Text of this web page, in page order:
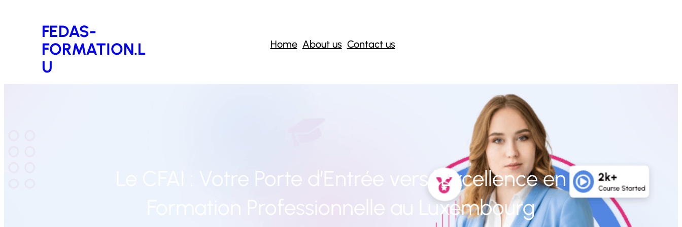
FEDAS-
FORMATION.L
U
Home About us Contact us
Le CFAI : Votre Porte d’Entrée vers l’Excellence en
Formation Professionnelle au Luxembourg